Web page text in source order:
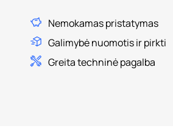
Nemokamas pristatymas
Galimybė nuomotis ir pirkti
Greita techninė pagalba